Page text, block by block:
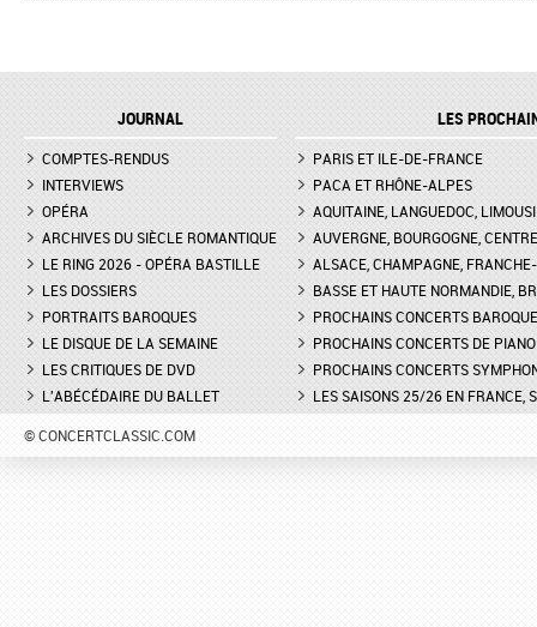
JOURNAL
COMPTES-RENDUS
INTERVIEWS
OPÉRA
ARCHIVES DU SIÈCLE ROMANTIQUE
LE RING 2026 - OPÉRA BASTILLE
LES DOSSIERS
PORTRAITS BAROQUES
LE DISQUE DE LA SEMAINE
LES CRITIQUES DE DVD
L'ABÉCÉDAIRE DU BALLET
LES
PARIS ET ILE-DE-FRANCE
PACA ET RHÔNE-ALPES
AQUITAINE, LANGUEDOC,
AUVERGNE, BOURGOGNE, CENTRE
ALSACE, CHAMPAGNE,
BASSE ET HAUTE NORMANDIE,
PROCHAINS CONCERTS
PROCHAINS CONCERTS DE PIANO
PROCHAINS CONCERTS
LES SAISONS 25/26 EN FRANCE,
© CONCERTCLASSIC.COM